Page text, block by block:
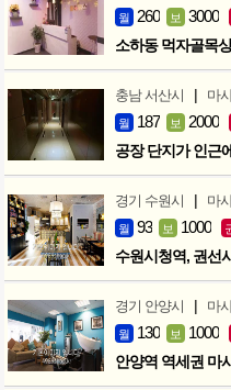
월 260 보 3000
소하동 먹자골목
충남 서산시 | 마
월 187 보 2000
공장 단지가 인근
경기 수원시 | 마
월 93 보 1000
수원시청역, 권선
경기 안양시 | 마
월 130 보 1000
안양역 역세권 마